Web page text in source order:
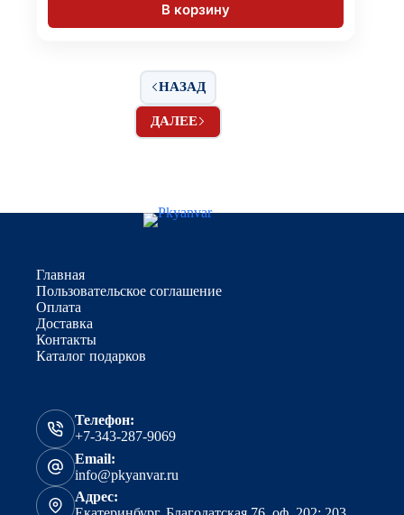
В корзину
НАЗАД
ДАЛЕЕ
Главная
Пользовательское соглашение
Оплата
Доставка
Контакты
Каталог подарков
Телефон:
+7-343-287-9069
Email:
info@pkyanvar.ru
Адрес: